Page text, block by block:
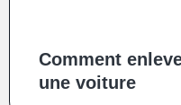
Comment
une voiture